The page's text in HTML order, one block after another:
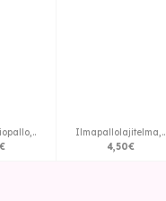
€
Ilmapallolajitelma,..
4,50€